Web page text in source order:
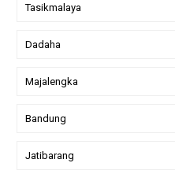
Tasikmalaya
Dadaha
Majalengka
Bandung
Jatibarang